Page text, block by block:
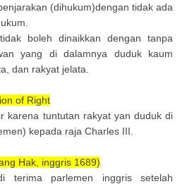
(dihukum)dengan tidak ada
boleh dinaikkan dengan tanpa
yang di dalamnya duduk kaum
dan rakyat jelata.
of Right
karena tuntutan rakyat yan duduk di
kepada raja Charles III.
Hak, inggris 1689)
terima parlemen inggris setelah